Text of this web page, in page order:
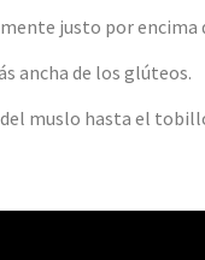
justo por encima
ancha de los glúteos.
muslo hasta el